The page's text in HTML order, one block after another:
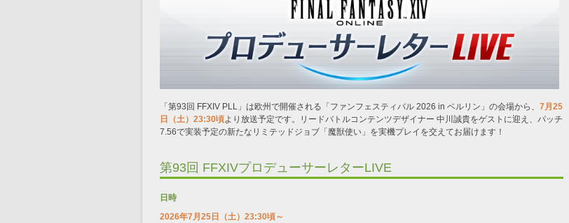
「第93回 FFXIV PLL」は欧州で開催される「ファンフェスティバル 2026 in ベルリン」の会場から、 7月25
日（土）23:30頃より放送予定です。リードバトルコンテンツデザイナー 中川誠貴をゲストに迎え、パッチ
7.56で実装予定の新たなリミテッドジョブ「魔獣使い」を実機プレイを交えてお届けます！
第93回 FFXIVプロデューサーレターLIVE
日時
2026年7月25日（土）23:30頃～